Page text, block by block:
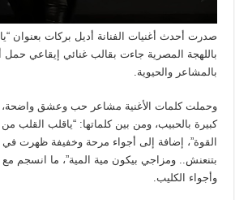
صدرت أحدث أغنيات الفنانة أديل بركات بعنوان
باللهجة المصرية جاءت بقالب غنائي إيقاعي حمل
بالمشاعر والحيوية.
وحملت كلمات الأغنية مشاعر حب وعشق واضحة،
كبيرة بالحبيب، ومن بين كلماتها: “ياقلب
القوة”، إضافة إلى أجواء مرحة وخفيفة ظهرت
بتنعنش.. ومزاجي بيكون مية المية”، ما انسجم مع
وأجواء الكليب.